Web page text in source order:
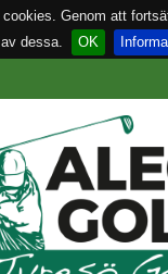
Genom att
dessa.
OK